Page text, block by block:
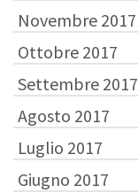
Novembre 2017
Ottobre 2017
Settembre 2017
Agosto 2017
Luglio 2017
Giugno 2017